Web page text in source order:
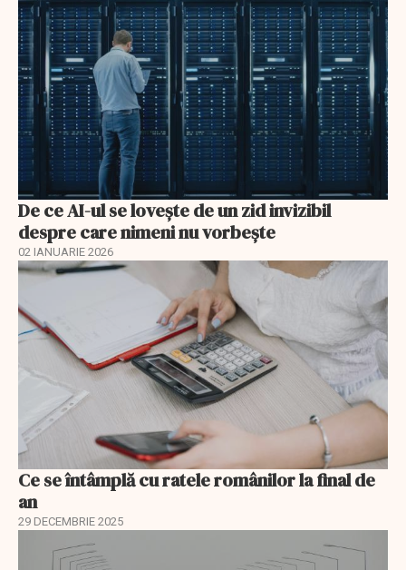
De ce AI-ul se lovește de un zid invizibil
despre care nimeni nu vorbește
02 IANUARIE 2026
Ce se întâmplă cu ratele românilor la final de
an
29 DECEMBRIE 2025